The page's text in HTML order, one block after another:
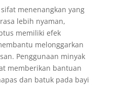
menenangkan yang
lebih nyaman,
memiliki efek
melonggarkan
Penggunaan minyak
memberikan bantuan
dan batuk pada bayi